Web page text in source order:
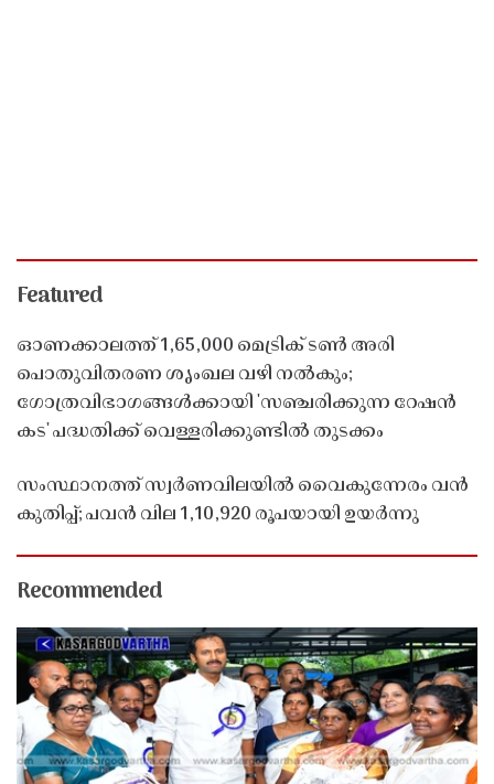
Featured
ഓണക്കാലത്ത് 1,65,000 മെട്രിക് ടൺ അരി
പൊതുവിതരണ ശൃംഖല വഴി നൽകും;
ഗോത്രവിഭാഗങ്ങൾക്കായി 'സഞ്ചരിക്കുന്ന റേഷൻ
കട' പദ്ധതിക്ക് വെള്ളരിക്കുണ്ടിൽ തുടക്കം
സംസ്ഥാനത്ത് സ്വർണവിലയിൽ വൈകുന്നേരം വൻ
കുതിപ്പ്; പവൻ വില 1,10,920 രൂപയായി ഉയർന്നു
Recommended